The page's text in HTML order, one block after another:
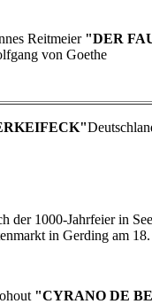
Reitmeier "DER
von Goethe
der 1000-Jahrfeier in
in Gerding am
"CYRANO DE